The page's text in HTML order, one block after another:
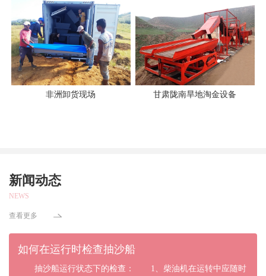
非洲卸货现场 甘肃陇南旱地淘金设备
新闻动态
NEWS
查看更多
如何在运行时检查抽沙船
抽沙船运行状态下的检查： 1、柴油机在运转中应随时